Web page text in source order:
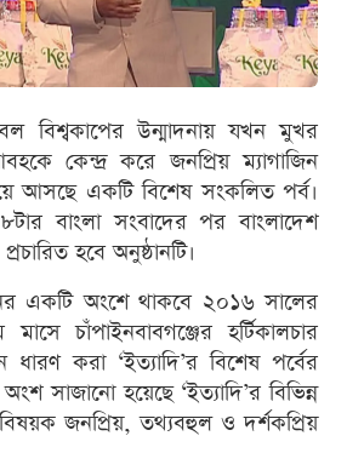
বিশ্বকাপের উন্মাদনায় যখন মুখর
কেন্দ্র করে জনপ্রিয় ম্যাগাজিন
আসছে একটি বিশেষ সংকলিত পর্ব।
বাংলা সংবাদের পর বাংলাদেশ
হবে অনুষ্ঠানটি।
একটি অংশে থাকবে ২০১৬ সালের
চাঁপাইনবাবগঞ্জের হর্টিকালচার
ধারণ করা ‘ইত্যাদি’র বিশেষ পর্বের
সাজানো হয়েছে ‘ইত্যাদি’র বিভিন্ন
জনপ্রিয়, তথ্যবহুল ও দর্শকপ্রিয়